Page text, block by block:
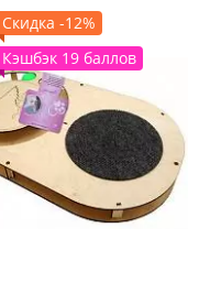
Скидка -12%
Кэшбэк 19 баллов